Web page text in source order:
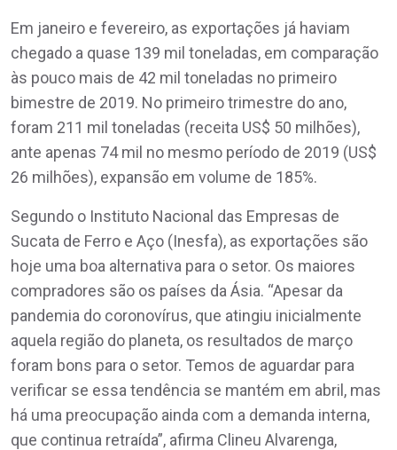
Em janeiro e fevereiro, as exportações já haviam
chegado a quase 139 mil toneladas, em comparação
às pouco mais de 42 mil toneladas no primeiro
bimestre de 2019. No primeiro trimestre do ano,
foram 211 mil toneladas (receita US$ 50 milhões),
ante apenas 74 mil no mesmo período de 2019 (US$
26 milhões), expansão em volume de 185%.
Segundo o Instituto Nacional das Empresas de
Sucata de Ferro e Aço (Inesfa), as exportações são
hoje uma boa alternativa para o setor. Os maiores
compradores são os países da Ásia. “Apesar da
pandemia do coronovírus, que atingiu inicialmente
aquela região do planeta, os resultados de março
foram bons para o setor. Temos de aguardar para
verificar se essa tendência se mantém em abril, mas
há uma preocupação ainda com a demanda interna,
que continua retraída”, afirma Clineu Alvarenga,